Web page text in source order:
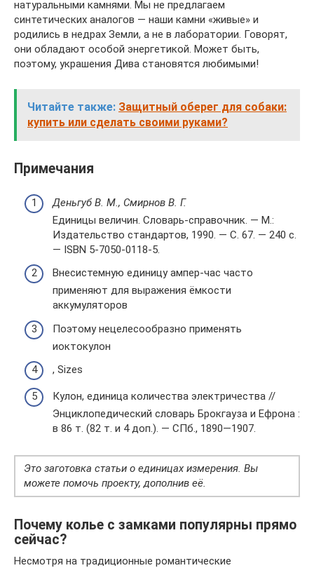
натуральными камнями. Мы не предлагаем
синтетических аналогов — наши камни «живые» и
родились в недрах Земли, а не в лаборатории. Говорят,
они обладают особой энергетикой. Может быть,
поэтому, украшения Дива становятся любимыми!
Читайте также: Защитный оберег для собаки:
купить или сделать своими руками?
Примечания
Деньгуб В. М., Смирнов В. Г.
Единицы величин. Словарь-справочник. — М.:
Издательство стандартов, 1990. — С. 67. — 240 с.
— ISBN 5-7050-0118-5.
Внесистемную единицу ампер-час часто
применяют для выражения ёмкости
аккумуляторов
Поэтому нецелесообразно применять
иоктокулон
, Sizes
Кулон, единица количества электричества //
Энциклопедический словарь Брокгауза и Ефрона :
в 86 т. (82 т. и 4 доп.). — СПб., 1890—1907.
Это заготовка статьи о единицах измерения. Вы
можете помочь проекту, дополнив её.
Почему колье с замками популярны прямо
сейчас?
Несмотря на традиционные романтические